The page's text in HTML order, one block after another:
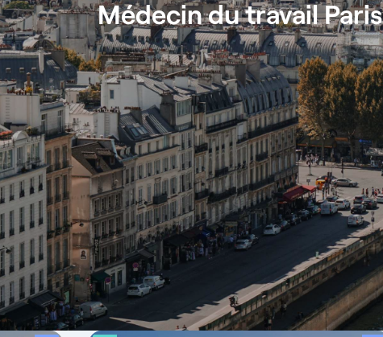
Médecin du travail Paris